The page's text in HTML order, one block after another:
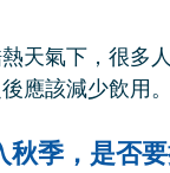
天氣下，很多
應該減少飲用
秋季，是否